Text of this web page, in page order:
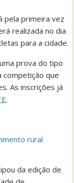
pela primeira vez
realizada no dia
para a cidade.
prova do tipo
competição que
As inscrições já
.
rural
da edição de